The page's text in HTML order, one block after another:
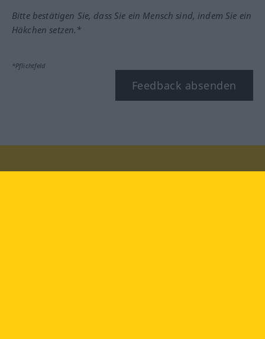
Bitte bestätigen Sie, dass Sie ein Mensch sind, indem Sie ein
Häkchen setzen.*
*Pflichtfeld
Feedback absenden